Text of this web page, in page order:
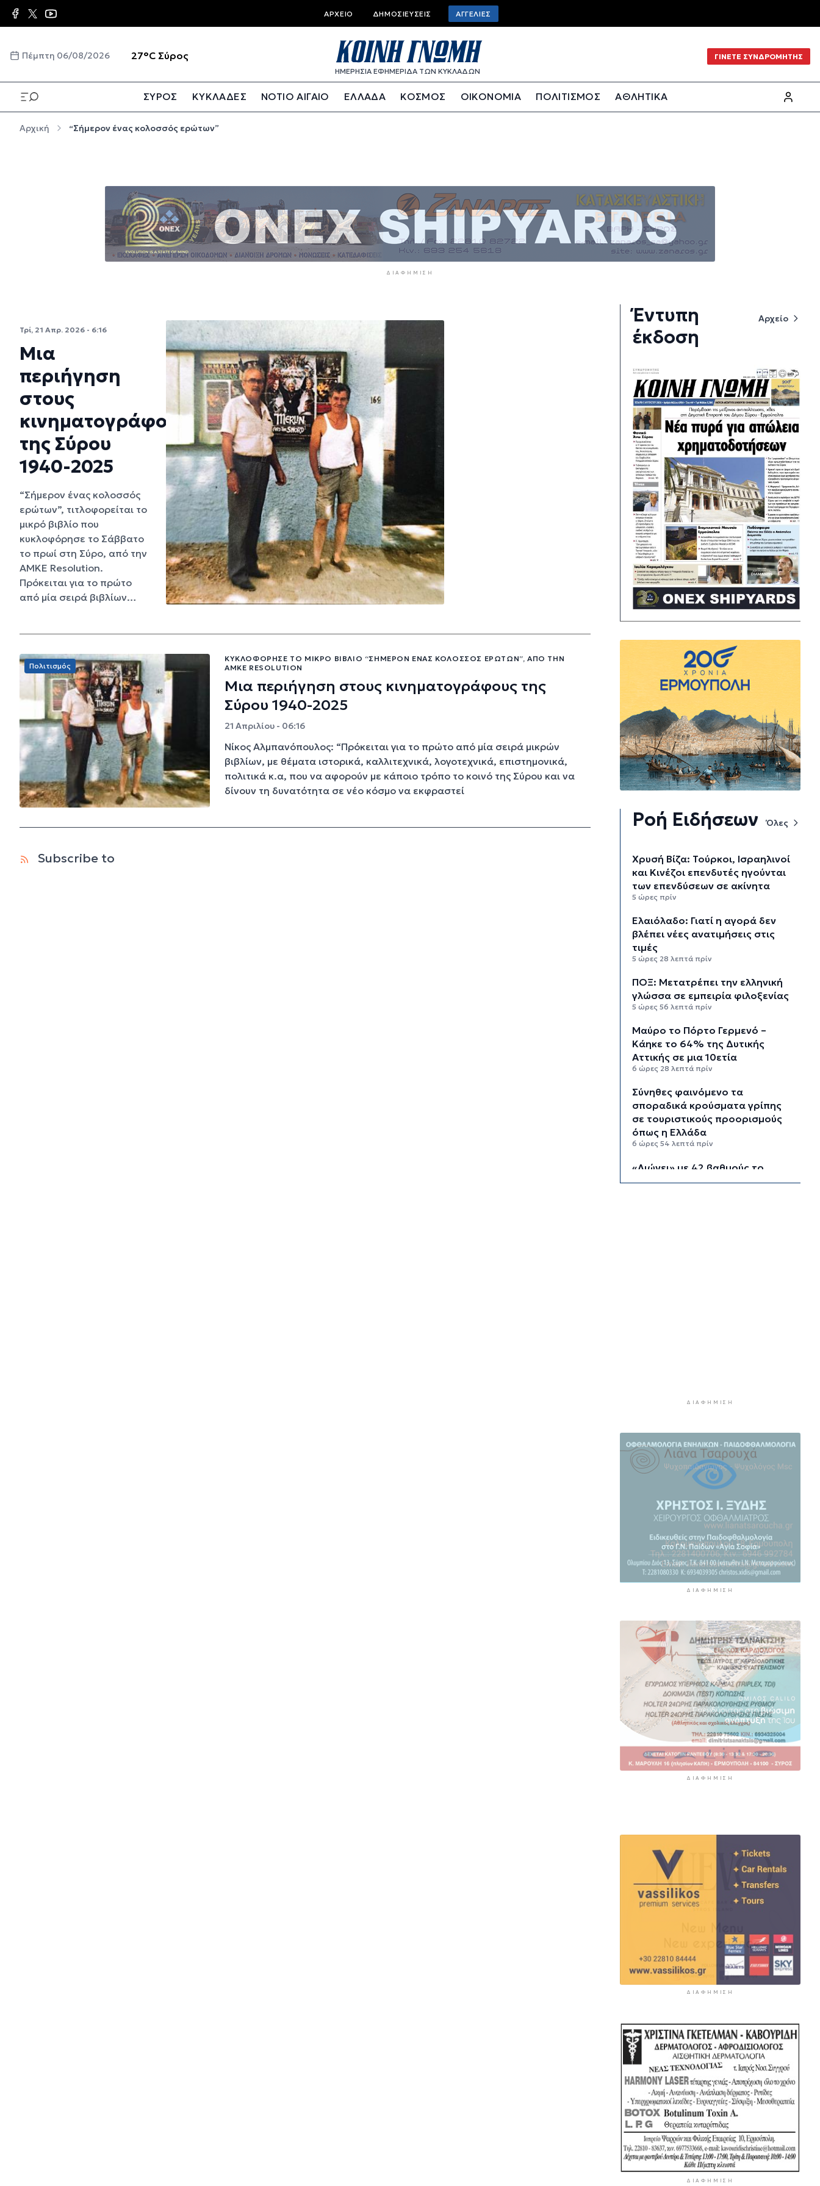
Παράκαμψη προς το κυρίως περιεχόμενο Top bar menu
ΑΡΧΕΊΟ ΔΗΜΟΣΙΕΎΣΕΙΣ ΑΓΓΕΛΊΕΣ
Πέμπτη 06/08/2026 27°C Σύρος
ΗΜΕΡΗΣΙΑ ΕΦΗΜΕΡΙΔΑ ΤΩΝ ΚΥΚΛΑΔΩΝ
ΓΙΝΕΤΕ ΣΥΝΔΡΟΜΗΤΗΣ
ΣΥΡΟΣ ΚΥΚΛΑΔΕΣ ΝΟΤΙΟ ΑΙΓΑΙΟ ΕΛΛΑΔΑ ΚΟΣΜΟΣ ΟΙΚΟΝΟΜΙΑ ΠΟΛΙΤΙΣΜΟΣ
ΑΘΛΗΤΙΚΑ
Αρχική “Σήμερον ένας κολοσσός ερώτων”
ΔΙΑΦΉΜΙΣΗ
Τρί, 21 Απρ. 2026 - 6:16
Μια
περιήγηση
στους
κινηματογράφους
της Σύρου
1940-2025
“Σήμερον ένας κολοσσός
ερώτων”, τιτλοφορείται το
μικρό βιβλίο που
κυκλοφόρησε το Σάββατο
το πρωί στη Σύρο, από την
ΑΜΚΕ Resolution.
Πρόκειται για το πρώτο
από μία σειρά βιβλίων…
Πολιτισμός
ΚΥΚΛΟΦΌΡΗΣΕ ΤΟ ΜΙΚΡΌ ΒΙΒΛΊΟ “ΣΉΜΕΡΟΝ ΈΝΑΣ ΚΟΛΟΣΣΌΣ ΕΡΏΤΩΝ”, ΑΠΌ ΤΗΝ
ΑΜΚΕ RESOLUTION
Μια περιήγηση στους κινηματογράφους της
Σύρου 1940-2025
21 Απριλίου - 06:16
Νίκος Αλμπανόπουλος: “Πρόκειται για το πρώτο από μία σειρά μικρών
βιβλίων, με θέματα ιστορικά, καλλιτεχνικά, λογοτεχνικά, επιστημονικά,
πολιτικά κ.α, που να αφορούν με κάποιο τρόπο το κοινό της Σύρου και να
δίνουν τη δυνατότητα σε νέο κόσμο να εκφραστεί
Subscribe to
Έντυπη
έκδοση
Αρχείο
Ροή Ειδήσεων Όλες
Χρυσή Βίζα: Τούρκοι, Ισραηλινοί
και Κινέζοι επενδυτές ηγούνται
των επενδύσεων σε ακίνητα
5 ώρες πρίν
Ελαιόλαδο: Γιατί η αγορά δεν
βλέπει νέες ανατιμήσεις στις
τιμές
5 ώρες 28 λεπτά πρίν
ΠΟΞ: Μετατρέπει την ελληνική
γλώσσα σε εμπειρία φιλοξενίας
5 ώρες 56 λεπτά πρίν
Μαύρο το Πόρτο Γερμενό –
Κάηκε το 64% της Δυτικής
Αττικής σε μια 10ετία
6 ώρες 28 λεπτά πρίν
Σύνηθες φαινόμενο τα
σποραδικά κρούσματα γρίπης
σε τουριστικούς προορισμούς
όπως η Ελλάδα
6 ώρες 54 λεπτά πρίν
«Λιώνει» με 42 βαθμούς το
Βατικανό: Στο εσωτερικό
Υπεγράφη η συμφωνία για την
ηλεκτρική διασύνδεση της
Ελλάδας με την Κύπρο
9 ώρες 18 λεπτά πρίν
Οκτώ ναυτιλιακές ενώσεις κατά
των διοδίων στo Στενό του
Ορμούζ
9 ώρες 51 λεπτά πρίν
ΔΙΑΦΉΜΙΣΗ
ΔΙΑΦΉΜΙΣΗ
ΔΙΑΦΉΜΙΣΗ
ΔΙΑΦΉΜΙΣΗ
ΔΙΑΦΉΜΙΣΗ